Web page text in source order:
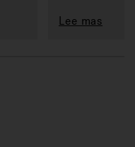
Lee mas